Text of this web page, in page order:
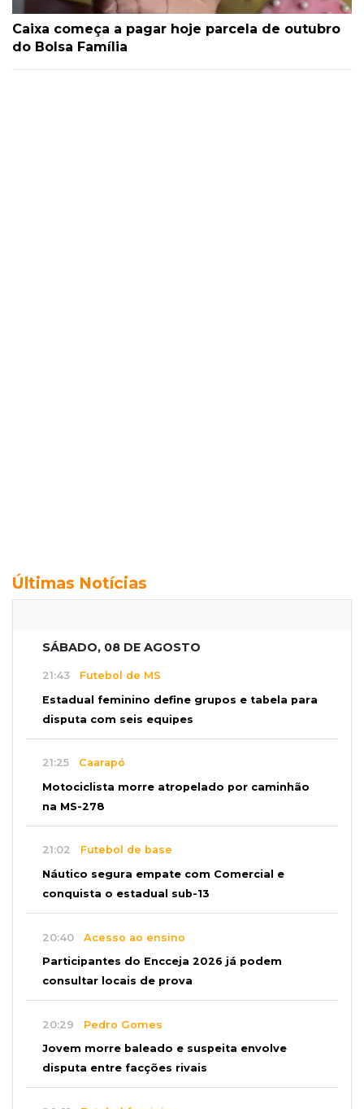
Caixa começa a pagar hoje parcela de outubro
do Bolsa Família
Últimas Notícias
SÁBADO, 08 DE AGOSTO
21:43 Futebol de MS
Estadual feminino define grupos e tabela para
disputa com seis equipes
21:25 Caarapó
Motociclista morre atropelado por caminhão
na MS-278
21:02 Futebol de base
Náutico segura empate com Comercial e
conquista o estadual sub-13
20:40 Acesso ao ensino
Participantes do Encceja 2026 já podem
consultar locais de prova
20:29 Pedro Gomes
Jovem morre baleado e suspeita envolve
disputa entre facções rivais